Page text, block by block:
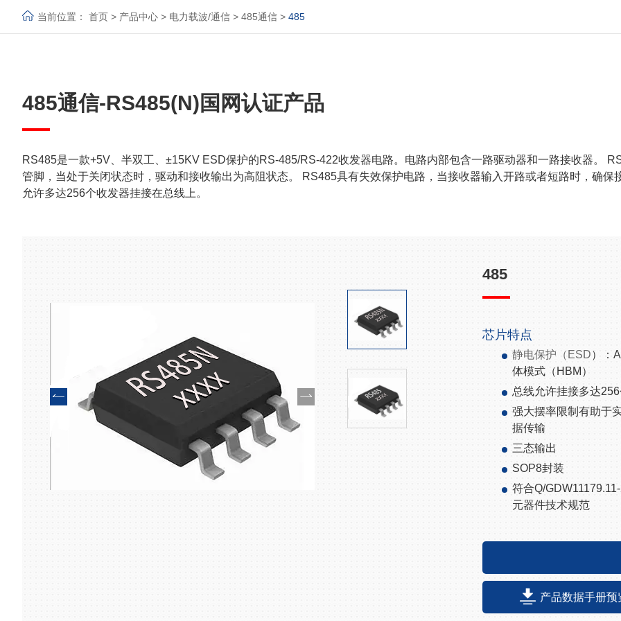
当前位置： 首页 > 产品中心 > 电力载波/通信 > 485通信 > 485
485通信-RS485(N)国网认证产品
RS485是一款+5V、半双工、±15KV ESD保护的RS-485/RS-422收发器电路。电路内部包含一路驱动器和一路接收器。
管脚，当处于关闭状态时，驱动和接收输出为高阻状态。 RS485具有失效保护电路，当接收器输入开路或者短路时，确
允许多达256个收发器挂接在总线上。
485
芯片特点
静电保护（ ESD）：
体模式（ HBM ）
总线允许挂接多达256
强大摆率限制有助于
据传输
三态输出
SOP8封装
符合Q/
元器件技术规范
产品数据手册预